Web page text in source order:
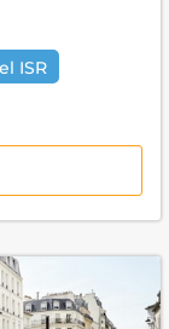
ISR